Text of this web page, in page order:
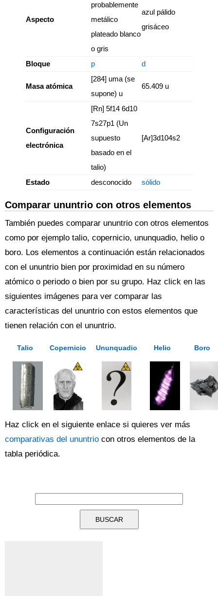
Aspecto
probablemente
metálico
plateado blanco
o gris
azul pálido
grisáceo
Bloque p d
Masa atómica
[284] uma (se
supone) u
65.409 u
Configuración
electrónica
[Rn] 5f14 6d10
7s27p1 (Un
supuesto
basado en el
talio)
[Ar]3d104s2
Estado desconocido sólido
Comparar ununtrio con otros elementos
También puedes comparar ununtrio con otros elementos
como por ejemplo talio, copernicio, ununquadio, helio o
boro. Los elementos a continuación están relacionados
con el ununtrio bien por proximidad en su número
atómico o periodo o bien por su grupo. Haz click en las
siguientes imágenes para ver comparar las
características del ununtrio con estos elementos que
tienen relación con el ununtrio.
Talio Copernicio Ununquadio Helio Boro
Haz click en el siguiente enlace si quieres ver más
comparativas del ununtrio con otros elementos de la
tabla periódica.